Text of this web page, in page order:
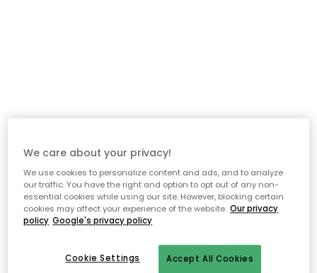
We care about your privacy!
We use cookies to personalize content and ads, and to analyze
our traffic. You have the right and option to opt out of any non-
essential cookies while using our site. However, blocking certain
cookies may affect your experience of the website. Our privacy
policy Google's privacy policy
Accept All Cookies
Cookie Settings